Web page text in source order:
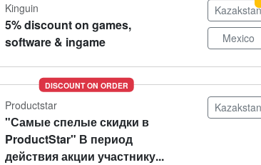
Kinguin
5% discount on games,
software & ingame
Kazakstan
Mexico
DISCOUNT ON ORDER
Productstar
"Самые спелые скидки в
ProductStar" В период
действия акции участнику...
Kazakstan